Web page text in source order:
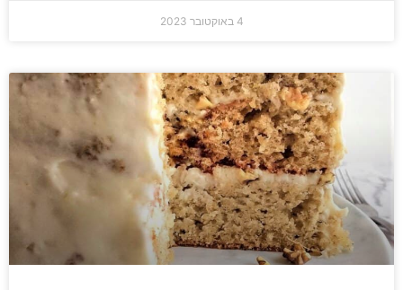
4 באוקטובר 2023